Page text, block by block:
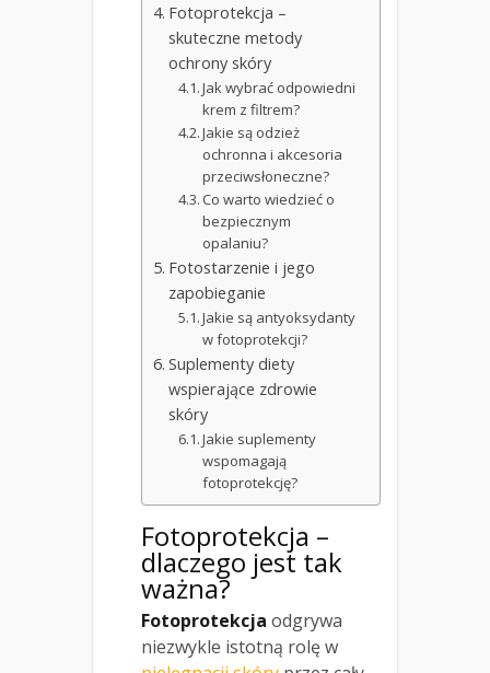
Fotoprotekcja –
skuteczne metody
ochrony skóry
Jak wybrać odpowiedni
krem z filtrem?
Jakie są odzież
ochronna i akcesoria
przeciwsłoneczne?
Co warto wiedzieć o
bezpiecznym
opalaniu?
Fotostarzenie i jego
zapobieganie
Jakie są antyoksydanty
w fotoprotekcji?
Suplementy diety
wspierające zdrowie
skóry
Jakie suplementy
wspomagają
fotoprotekcję?
Fotoprotekcja –
dlaczego jest tak
ważna?
Fotoprotekcja odgrywa
niezwykle istotną rolę w